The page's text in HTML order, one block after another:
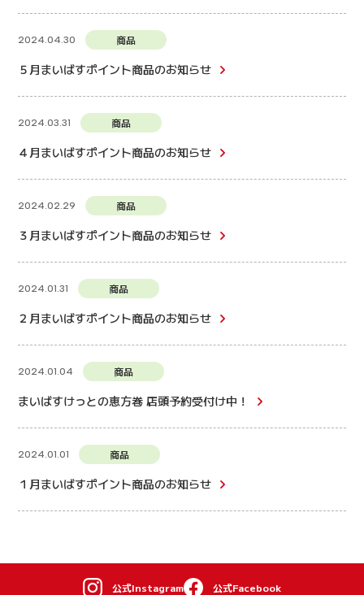
2024.04.30 商品
５月まいばすポイント商品のお知らせ
2024.03.31 商品
４月まいばすポイント商品のお知らせ
2024.02.29 商品
３月まいばすポイント商品のお知らせ
2024.01.31 商品
２月まいばすポイント商品のお知らせ
2024.01.04 商品
まいばすけっとの恵方巻 店頭予約受付け中！
2024.01.01 商品
１月まいばすポイント商品のお知らせ
公式Instagram 公式Facebook